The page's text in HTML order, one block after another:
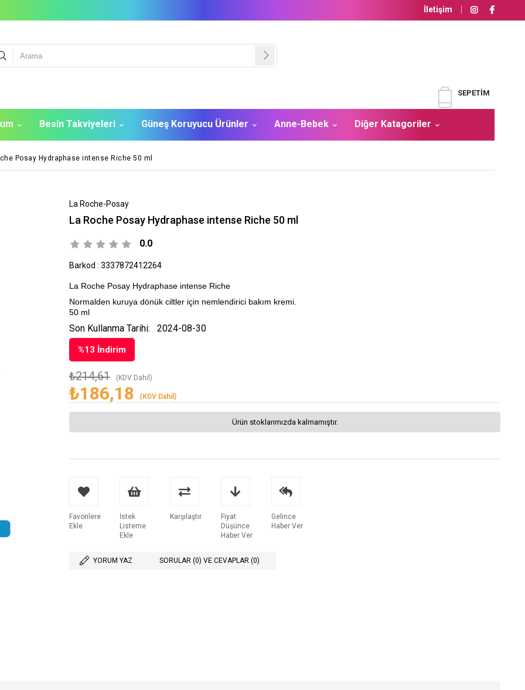
İletişim
SEPETIM
Besin Takviyeleri Güneş Koruyucu Ürünler Anne-Bebek Diğer Katagoriler
Posay Hydraphase intense Riche 50 ml
La Roche-Posay
La Roche Posay Hydraphase intense Riche 50 ml
0.0
Barkod : 3337872412264
La Roche Posay Hydraphase intense Riche
Normalden kuruya dönük ciltler için nemlendirici bakım kremi.
50 ml
%13 İndirim
₺214,61 (KDV Dahil)
₺186,18 (KDV Dahil)
Son Kullanma Tarihi: 2024-08-30
Ürün stoklarımızda kalmamıştır.
Favorilere
Ekle
İstek
Listeme
Ekle
Karşılaştır
Fiyat
Düşünce
Haber Ver
Gelince
Haber Ver
YORUM YAZ SORULAR (0) VE CEVAPLAR (0)